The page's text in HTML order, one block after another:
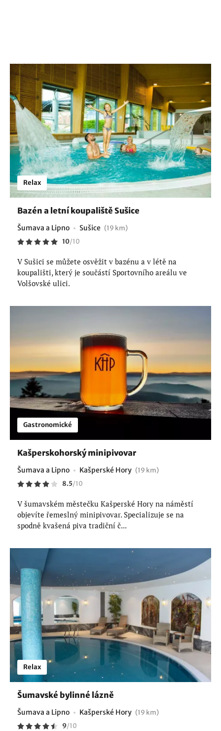
Relax
Bazén a letní koupaliště Sušice
Šumava a Lipno Sušice (19 km)
10/10
V Sušici se můžete osvěžit v bazénu a v létě na
koupališti, který je součástí Sportovního areálu ve
Volšovské ulici.
Gastronomické
Kašperskohorský minipivovar
Šumava a Lipno Kašperské Hory (19 km)
8.5/10
V šumavském městečku Kašperské Hory na náměstí
objevíte řemeslný minipivovar. Specializuje se na
spodně kvašená piva tradiční č...
Relax
Šumavské bylinné lázně
Šumava a Lipno Kašperské Hory (19 km)
9/10